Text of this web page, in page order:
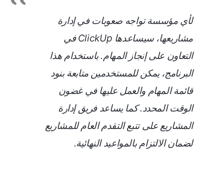
لأي مؤسسة تواجه صعوبات في إدارة
مشاريعها، سيساعدها ClickUp في
التعاون على إنجاز المهام. باستخدام هذا
البرنامج، يمكن للمستخدمين متابعة بنود
قائمة المهام والعمل عليها في غضون
الوقت المحدد. كما يساعد فريق إدارة
المشاريع على تتبع التقدم العام للمشاريع
لضمان الالتزام بالمواعيد النهائية.